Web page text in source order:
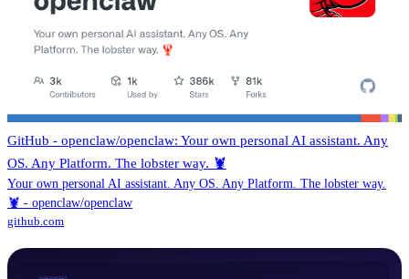
GitHub - openclaw/openclaw: Your own personal AI assistant. Any
OS. Any Platform. The lobster way. 🦞
Your own personal AI assistant. Any OS. Any Platform. The lobster way.
🦞 - openclaw/openclaw
github.com